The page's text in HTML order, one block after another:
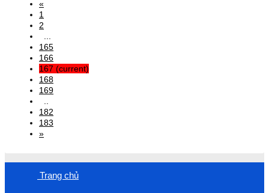
«
1
2
165
166
167 (current)
168
169
182
183
»
Trang chủ